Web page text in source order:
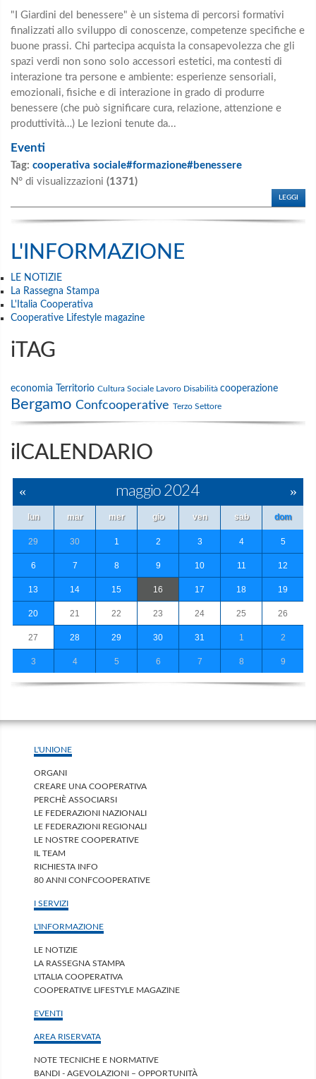
"I Giardini del benessere" è un sistema di percorsi formativi
finalizzati allo sviluppo di conoscenze, competenze specifiche e
buone prassi. Chi partecipa acquista la consapevolezza che gli
spazi verdi non sono solo accessori estetici, ma contesti di
interazione tra persone e ambiente: esperienze sensoriali,
emozionali, fisiche e di interazione in grado di produrre
benessere (che può significare cura, relazione, attenzione e
produttività…) Le lezioni tenute da...
Eventi
Tag: cooperativa sociale#formazione#benessere
N° di visualizzazioni (1371)
LEGGI
L'INFORMAZIONE
LE NOTIZIE
La Rassegna Stampa
L'Italia Cooperativa
Cooperative Lifestyle magazine
iTAG
economia Territorio Cultura Sociale Lavoro Disabilità cooperazione
Bergamo Confcooperative Terzo Settore
ilCALENDARIO
« maggio 2024 »
lun mar mer gio ven sab dom
29 30 1 2 3 4 5
6 7 8 9 10 11 12
13 14 15 16 17 18 19
20 21 22 23 24 25 26
27 28 29 30 31 1 2
3 4 5 6 7 8 9
L'UNIONE
ORGANI
CREARE UNA COOPERATIVA
PERCHÈ ASSOCIARSI
LE FEDERAZIONI NAZIONALI
LE FEDERAZIONI REGIONALI
LE NOSTRE COOPERATIVE
IL TEAM
RICHIESTA INFO
80 ANNI CONFCOOPERATIVE
I SERVIZI
L'INFORMAZIONE
LE NOTIZIE
LA RASSEGNA STAMPA
L'ITALIA COOPERATIVA
COOPERATIVE LIFESTYLE MAGAZINE
EVENTI
AREA RISERVATA
NOTE TECNICHE E NORMATIVE
BANDI - AGEVOLAZIONI – OPPORTUNITÀ